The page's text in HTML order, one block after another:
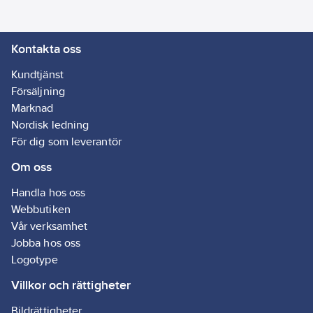
Kontakta oss
Kundtjänst
Försäljning
Marknad
Nordisk ledning
För dig som leverantör
Om oss
Handla hos oss
Webbutiken
Vår verksamhet
Jobba hos oss
Logotype
Villkor och rättigheter